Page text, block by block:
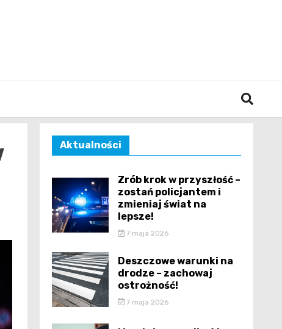
Aktualności
Zrób krok w przyszłość –
zostań policjantem i
zmieniaj świat na
lepsze!
7 maja 2026
Deszczowe warunki na
drodze – zachowaj
ostrożność!
7 maja 2026